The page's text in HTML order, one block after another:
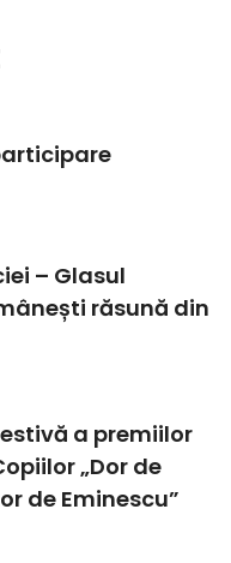
– Glasul
răsună din
a premiilor
„Dor de
de Eminescu”